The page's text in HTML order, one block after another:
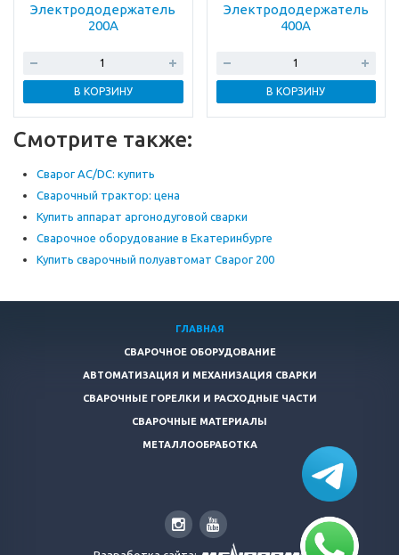
Электрододержатель
200A
В КОРЗИНУ
Электрододержатель
400A
В КОРЗИНУ
Смотрите также:
Сварог AC/DC: купить
Сварочный трактор: цена
Купить аппарат аргонодуговой сварки
Сварочное оборудование в Екатеринбурге
Купить сварочный полуавтомат Сварог 200
ГЛАВНАЯ
СВАРОЧНОЕ ОБОРУДОВАНИЕ
АВТОМАТИЗАЦИЯ И МЕХАНИЗАЦИЯ СВАРКИ
СВАРОЧНЫЕ ГОРЕЛКИ И РАСХОДНЫЕ ЧАСТИ
СВАРОЧНЫЕ МАТЕРИАЛЫ
МЕТАЛЛООБРАБОТКА